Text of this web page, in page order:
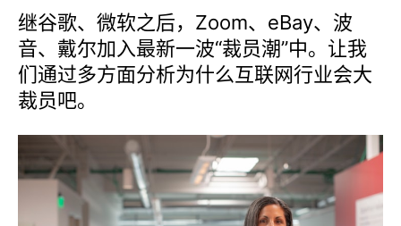
继谷歌、微软之后，Zoom、eBay、波
音、戴尔加入最新一波“裁员潮”中。让我
们通过多方面分析为什么互联网行业会大
裁员吧。